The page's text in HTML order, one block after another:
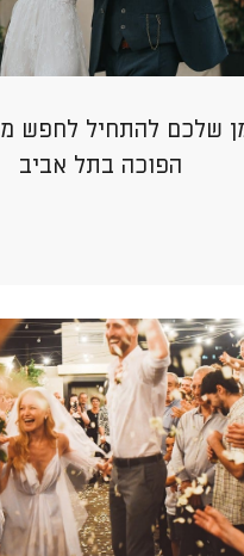
שלכם להתחיל לחפש
הפוכה בתל אביב